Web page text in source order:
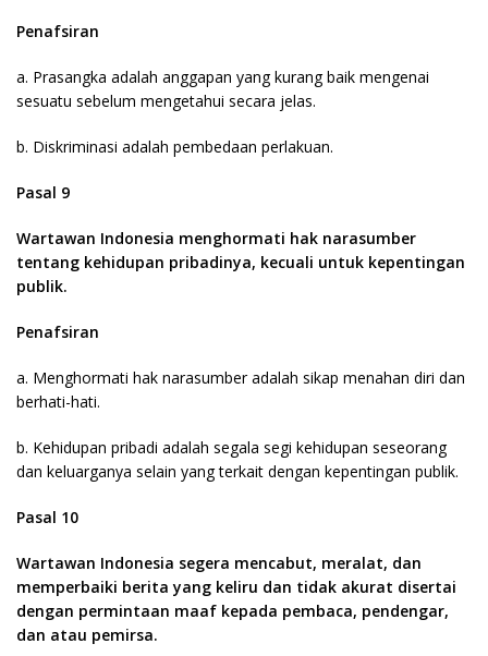
Penafsiran
a. Prasangka adalah anggapan yang kurang baik mengenai
sesuatu sebelum mengetahui secara jelas.
b. Diskriminasi adalah pembedaan perlakuan.
Pasal 9
Wartawan Indonesia menghormati hak narasumber
tentang kehidupan pribadinya, kecuali untuk kepentingan
publik.
Penafsiran
a. Menghormati hak narasumber adalah sikap menahan diri dan
berhati-hati.
b. Kehidupan pribadi adalah segala segi kehidupan seseorang
dan keluarganya selain yang terkait dengan kepentingan publik.
Pasal 10
Wartawan Indonesia segera mencabut, meralat, dan
memperbaiki berita yang keliru dan tidak akurat disertai
dengan permintaan maaf kepada pembaca, pendengar,
dan atau pemirsa.